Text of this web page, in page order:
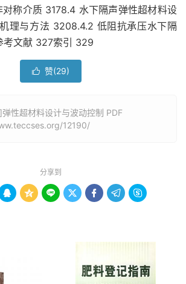
称介质 3178.4 水下隔声弹性超材料设
理与方法 3208.4.2 低阻抗承压水下隔
考文献 327索引 329
 赞(29)
性超材料设计与波动控制 PDF
12190/
分享到
      